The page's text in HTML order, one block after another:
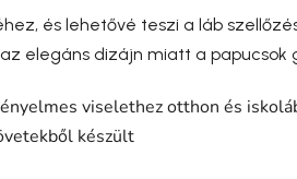
és lehetővé teszi a láb
elegáns dizájn miatt a papucsok
viselethez otthon és
készült